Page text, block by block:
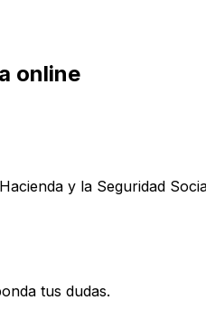
online
y la Seguridad
tus dudas.